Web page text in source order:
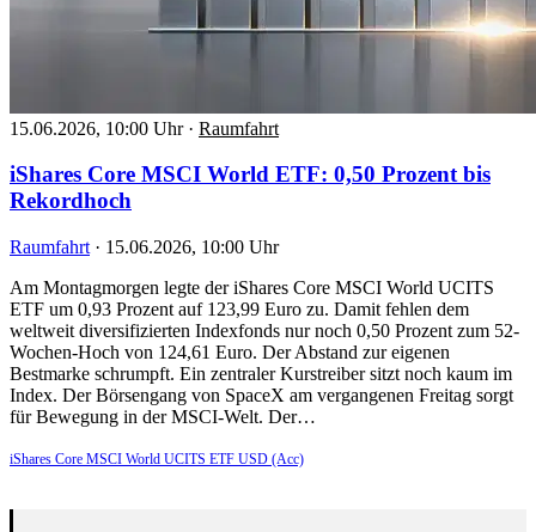
15.06.2026, 10:00 Uhr · Raumfahrt
iShares Core MSCI World ETF: 0,50 Prozent bis
Rekordhoch
Raumfahrt · 15.06.2026, 10:00 Uhr
Am Montagmorgen legte der iShares Core MSCI World UCITS
ETF um 0,93 Prozent auf 123,99 Euro zu. Damit fehlen dem
weltweit diversifizierten Indexfonds nur noch 0,50 Prozent zum 52-
Wochen-Hoch von 124,61 Euro. Der Abstand zur eigenen
Bestmarke schrumpft. Ein zentraler Kurstreiber sitzt noch kaum im
Index. Der Börsengang von SpaceX am vergangenen Freitag sorgt
für Bewegung in der MSCI-Welt. Der…
iShares Core MSCI World UCITS ETF USD (Acc)